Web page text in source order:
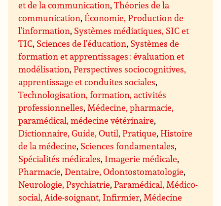
et de la communication,Théories de la
communication,Économie, Production de
l’information, Systèmes médiatiques, SIC et
TIC, Sciences de l’éducation, Systèmes de
formation et apprentissages : évaluation et
modélisation,Perspectives sociocognitives,
apprentissage et conduites sociales,
Technologisation, formation, activités
professionnelles, Médecine, pharmacie,
paramédical, médecine vétérinaire,
Dictionnaire, Guide, Outil, Pratique,Histoire
de la médecine, Sciences fondamentales,
Spécialités médicales, Imagerie médicale,
Pharmacie,Dentaire, Odontostomatologie,
Neurologie, Psychiatrie,Paramédical, Médico-
social, Aide-soignant, Infirmier, Médecine